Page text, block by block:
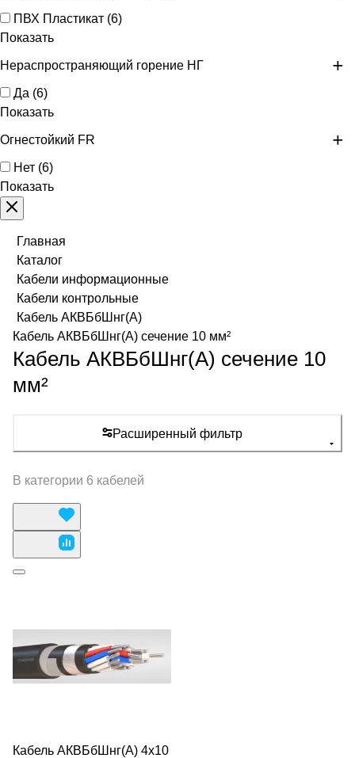
ПВХ Пластикат (6)
Показать
Нераспространяющий горение НГ
Да (6)
Показать
Огнестойкий FR
Нет (6)
Показать
Главная
Каталог
Кабели информационные
Кабели контрольные
Кабель АКВБбШнг(А)
Кабель АКВБбШнг(А) сечение 10 мм²
Кабель АКВБбШнг(А) сечение 10
мм²
Расширенный фильтр
В категории 6 кабелей
Кабель АКВБбШнг(А) 4х10